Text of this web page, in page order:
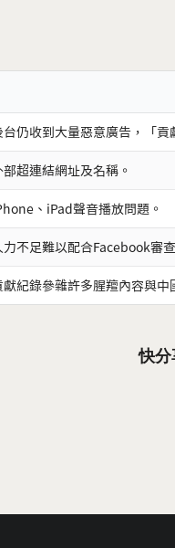
台仍收到大量惡意廣告，「貢
超連結網址及名稱。
、iPad聲音播放問題。
力不足難以配合Facebook審
獻紀錄參雜許多腥羶內容與
快分